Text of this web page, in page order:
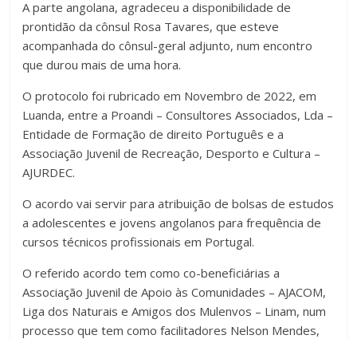
A parte angolana, agradeceu a disponibilidade de
prontidão da cônsul Rosa Tavares, que esteve
acompanhada do cônsul-geral adjunto, num encontro
que durou mais de uma hora.
O protocolo foi rubricado em Novembro de 2022, em
Luanda, entre a Proandi – Consultores Associados, Lda –
Entidade de Formação de direito Português e a
Associação Juvenil de Recreação, Desporto e Cultura –
AJURDEC.
O acordo vai servir para atribuição de bolsas de estudos
a adolescentes e jovens angolanos para frequência de
cursos técnicos profissionais em Portugal.
O referido acordo tem como co-beneficiárias a
Associação Juvenil de Apoio às Comunidades – AJACOM,
Liga dos Naturais e Amigos dos Mulenvos – Linam, num
processo que tem como facilitadores Nelson Mendes,